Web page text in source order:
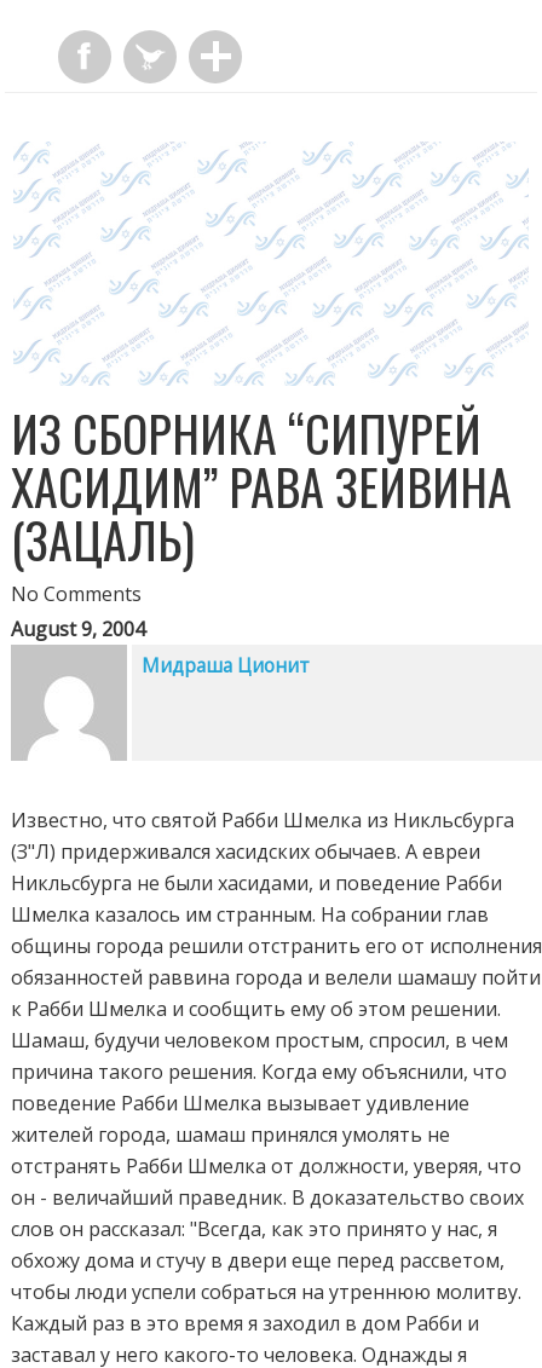
ИЗ СБОРНИКА “СИПУРЕЙ
ХАСИДИМ” РАВА ЗЕЙВИНА
(ЗАЦАЛЬ)
No Comments
August 9, 2004
Мидраша Ционит
Известно, что святой Рабби Шмелка из Никльсбурга
(З"Л) придерживался хасидских обычаев. А евреи
Никльсбурга не были хасидами, и поведение Рабби
Шмелка казалось им странным. На собрании глав
общины города решили отстранить его от исполнения
обязанностей раввина города и велели шамашу пойти
к Рабби Шмелка и сообщить ему об этом решении.
Шамаш, будучи человеком простым, спросил, в чем
причина такого решения. Когда ему объяснили, что
поведение Рабби Шмелка вызывает удивление
жителей города, шамаш принялся умолять не
отстранять Рабби Шмелка от должности, уверяя, что
он - величайший праведник. В доказательство своих
слов он рассказал: "Всегда, как это принято у нас, я
обхожу дома и стучу в двери еще перед рассветом,
чтобы люди успели собраться на утреннюю молитву.
Каждый раз в это время я заходил в дом Рабби и
заставал у него какого-то человека. Однажды я